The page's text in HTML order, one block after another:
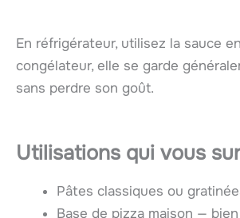
En réfrigérateur, utilisez la sauce
congélateur, elle se garde
sans perdre son goût.
Utilisations qui vous
Pâtes classiques ou
Base de pizza maison —